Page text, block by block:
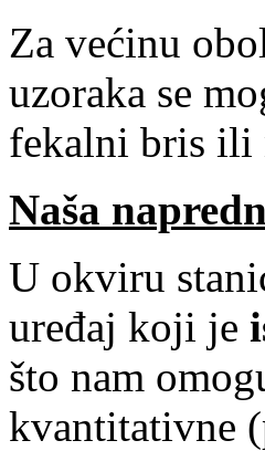
Za većinu
uzoraka se
fekalni bris ili
Naša
U okviru
uređaj koji je
što nam
kvantitativne